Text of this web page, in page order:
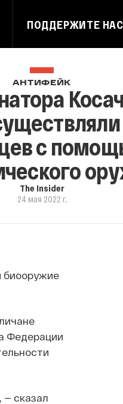
ПОДДЕРЖИТЕ НАС
АНТИФЕЙК
с
The Insider
24 мая 2022 г.
биооружие
Федерации
— сказал